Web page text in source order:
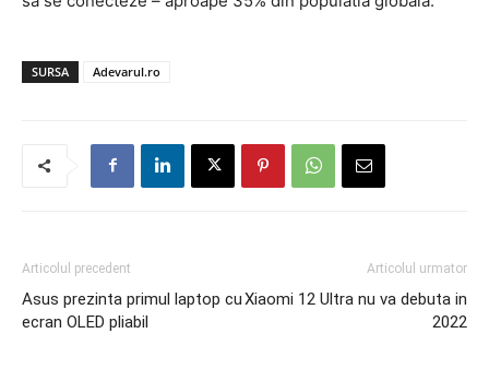
SURSA Adevarul.ro
Articolul precedent
Asus prezinta primul laptop cu
ecran OLED pliabil
Articolul urmator
Xiaomi 12 Ultra nu va debuta in
2022